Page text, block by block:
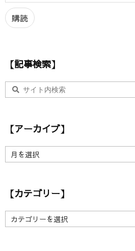
ル
ア
ド
購読
【記事検索】
【アーカイブ】
ア
イ
】
【カテゴリー】
【
カ